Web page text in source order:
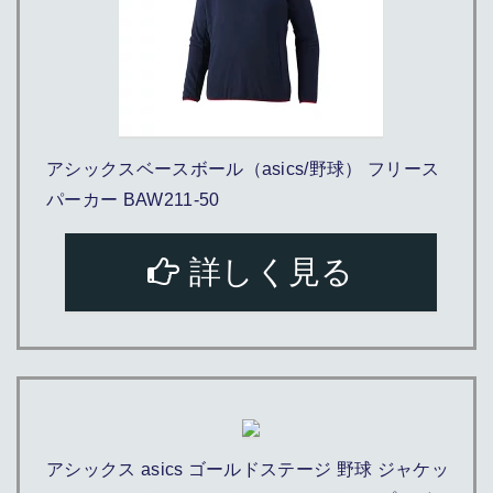
アシックスベースボール（asics/野球） フリース
パーカー BAW211-50
詳しく見る
アシックス asics ゴールドステージ 野球 ジャケッ